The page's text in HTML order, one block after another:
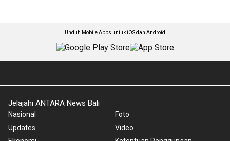
Unduh Mobile Apps untuk iOS dan Android
Jelajahi ANTARA News Bali
Nasional
Updates
Foto
Video